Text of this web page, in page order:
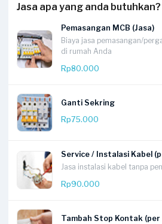
Jasa apa yang anda butuhkan?
Pemasangan MCB (Jasa)
Biaya jasa pemasangan/
di rumah Anda
Rp80.000
Ganti Sekring
Rp75.000
Service / Instalasi Kabel
Jasa instalasi kabel tanpa
Rp90.000
Tambah Stop Kontak